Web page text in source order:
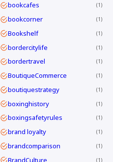
bookcafes 1
bookcorner 1
Bookshelf 1
bordercitylife 1
bordertravel 1
BoutiqueCommerce 1
boutiquestrategy 1
boxinghistory 1
boxingsafetyrules 1
brand loyalty 1
brandcomparison 1
BrandCulture 1